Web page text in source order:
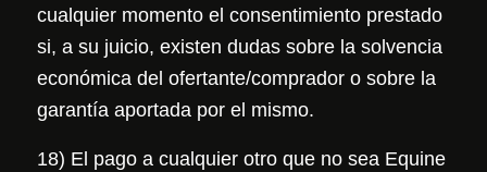
cualquier momento el consentimiento prestado
si, a su juicio, existen dudas sobre la solvencia
económica del ofertante/comprador o sobre la
garantía aportada por el mismo.
18) El pago a cualquier otro que no sea Equine